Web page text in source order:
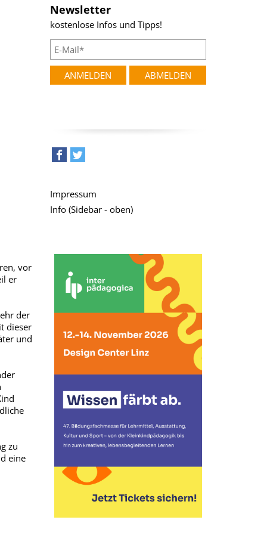
vor
er
der
dieser
und
zu
eine
Newsletter
kostenlose Infos und Tipps!
Impressum
Info (Sidebar - oben)